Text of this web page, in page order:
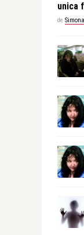
unica
de